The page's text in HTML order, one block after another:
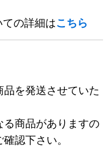
の詳細はこちら
を発送させていた
商品がありますの
認下さい。